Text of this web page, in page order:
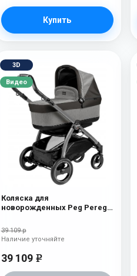
Купить
3D
Видео
Коляска для
новорожденных Peg Perego
atmosphere
39 109 р
39 109 e
Наличие уточняйте